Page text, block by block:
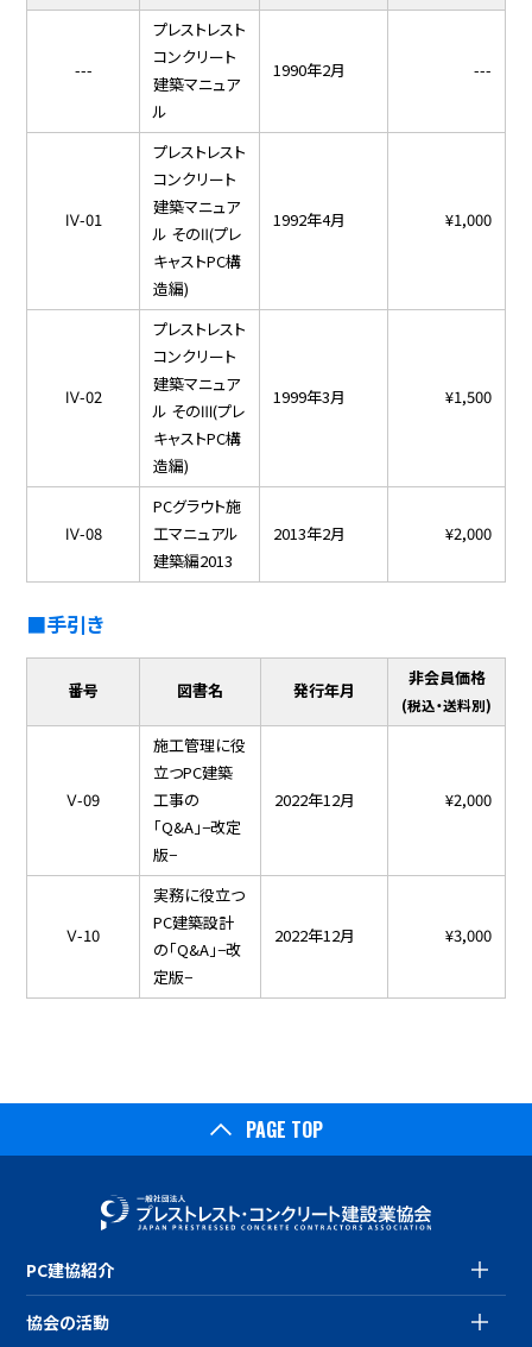
---
プレストレスト
コンクリート
建築マニュア
ル
1990年2月 ---
Ⅳ-01
プレストレスト
コンクリート
建築マニュア
ル そのⅡ(プレ
キャストPC構
造編)
1992年4月 ¥1,000
Ⅳ-02
プレストレスト
コンクリート
建築マニュア
ル そのⅢ(プレ
キャストPC構
造編)
1999年3月 ¥1,500
Ⅳ-08
PCグラウト施
工マニュアル
建築編2013
2013年2月 ¥2,000
■手引き
番号 図書名 発行年月
非会員価格
(税込・送料別)
Ⅴ-09
施工管理に役
立つPC建築
工事の
「Q&A」−改定
版−
2022年12月 ¥2,000
Ⅴ-10
実務に役立つ
PC建築設計
の「Q&A」−改
定版−
2022年12月 ¥3,000
PAGE TOP
PC建協紹介
協会の活動